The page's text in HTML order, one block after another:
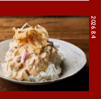
2026.8.4